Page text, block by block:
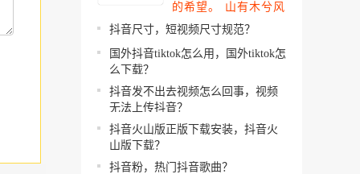
的希望。 山有木兮风
吹过，你的心思我都明
你。 你建起…
抖音尺寸，短视频尺寸规范？
国外抖音tiktok怎么用，国外tiktok怎
么下载？
抖音发不出去视频怎么回事，视频
无法上传抖音？
抖音火山版正版下载安装，抖音火
山版下载？
抖音粉，热门抖音歌曲？